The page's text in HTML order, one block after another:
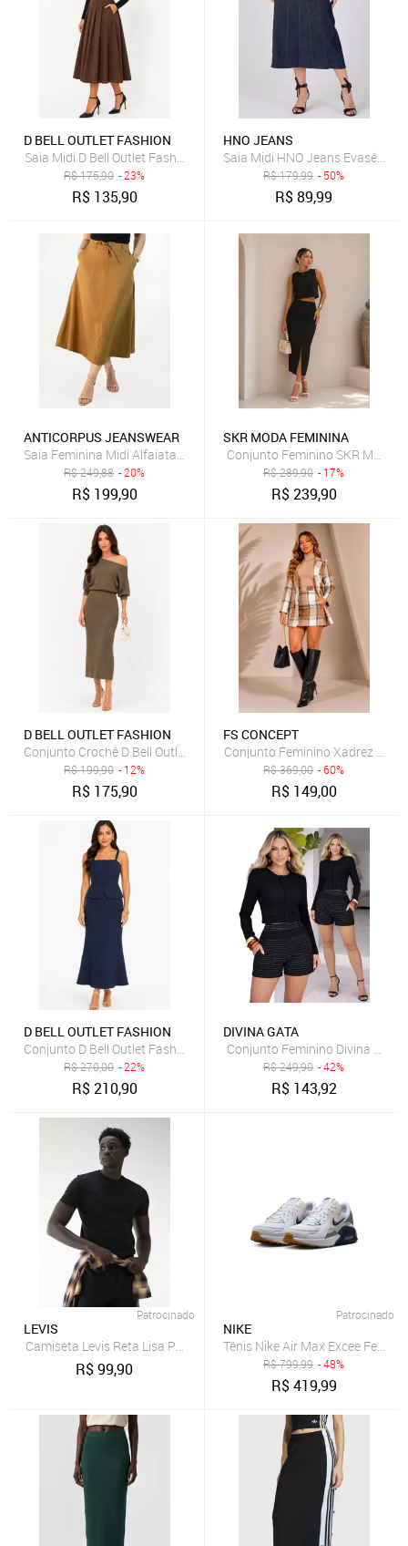
D BELL OUTLET FASHION
Saia Midi D Bell Outlet Fashion Evasê Com Pregas Marrom
R$175,90 - 23%
R$ 135,90
HNO JEANS
Saia Midi HNO Jeans Evasê
R$179,99 - 50%
R$89,99
ANTICORPUS JEANSWEAR
Saia Feminina Midi Alfaiataria Amarração Bolso Cintura Alta
R$249,88 - 20%
R$ 199,90
SKR MODA FEMININA
Conjunto Feminino SKR MODA
R$289,90 - 17%
R$239,90
D BELL OUTLET FASHION
Conjunto Crochê D Bell Outlet Fashion Verde
R$199,90 - 12%
R$ 175,90
FS CONCEPT
Conjunto Feminino Xadrez
R$369,00 - 60%
R$ 149,00
D BELL OUTLET FASHION
Conjunto D Bell Outlet Fashion Botões Frontais Azul Marinho
R$270,00 - 22%
R$210,90
DIVINA GATA
R$249,90 - 42%
R$ 143,92
Patrocinado
LEVIS
Camiseta Levis Reta Lisa Preta
R$99,90
Patrocinado
NIKE
Tênis Nike Air Max Excee
R$799,99 - 48%
R$419,99